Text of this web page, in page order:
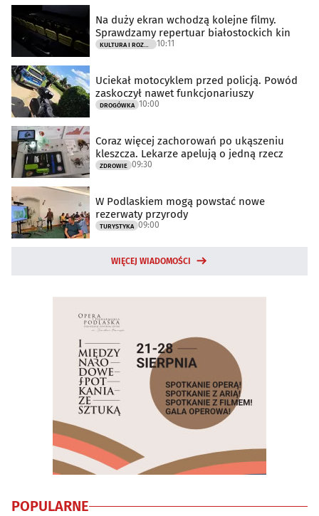
Na duży ekran wchodzą kolejne filmy.
Sprawdzamy repertuar białostockich kin
10:11
Uciekał motocyklem przed policją. Powód
zaskoczył nawet funkcjonariuszy
DROGÓWKA 10:00
Coraz więcej zachorowań po ukąszeniu
kleszcza. Lekarze apelują o jedną rzecz
ZDROWIE 09:30
W Podlaskiem mogą powstać nowe
rezerwaty przyrody
TURYSTYKA 09:00
WIĘCEJ WIADOMOŚCI
POPULARNE